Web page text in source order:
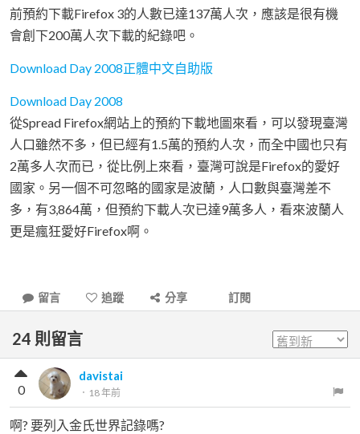
前預約下載Firefox 3的人數已達137萬人次，應該是很有機
會創下200萬人次下載的紀錄吧。
Download Day 2008正體中文自助版
Download Day 2008
從Spread Firefox網站上的預約下載地圖來看，可以發現臺灣
人口雖然不多，但已經有1.5萬的預約人次，而全中國也只有
2萬多人次而已，從比例上來看，臺灣可說是Firefox的愛好
國家。另一個不可忽略的國家是波蘭，人口數與臺灣差不
多，有3,864萬，但預約下載人次已達9萬多人，看來波蘭人
更是瘋狂愛好Firefox啊。
留言 追蹤 分享 訂閱
24 則留言
davistai
． 18 年前
0
啊? 要列入金氏世界記錄嗎?